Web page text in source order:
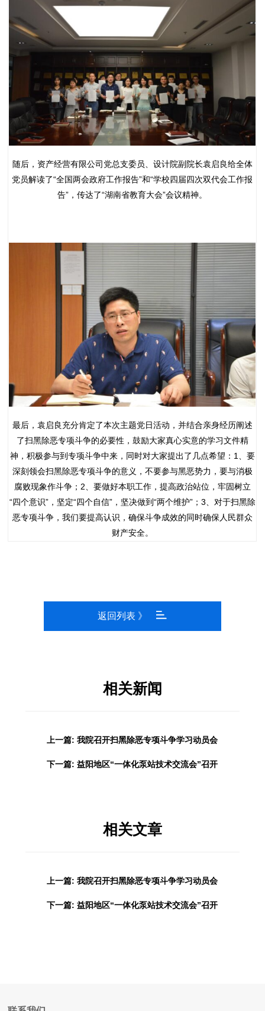
随后，资产经营有限公司党总支委员、设计院副院长袁启良给全体
党员解读了“全国两会政府工作报告”和“学校四届四次双代会工作报
告”，传达了“湖南省教育大会”会议精神。
最后，袁启良充分肯定了本次主题党日活动，并结合亲身经历阐述
了扫黑除恶专项斗争的必要性，鼓励大家真心实意的学习文件精
神，积极参与到专项斗争中来，同时对大家提出了几点希望：1、要
深刻领会扫黑除恶专项斗争的意义，不要参与黑恶势力，要与消极
腐败现象作斗争；2、要做好本职工作，提高政治站位，牢固树立
“四个意识”，坚定“四个自信”，坚决做到“两个维护”；3、对于扫黑除
恶专项斗争，我们要提高认识，确保斗争成效的同时确保人民群众
财产安全。
返回列表 》
相关新闻
上一篇: 我院召开扫黑除恶专项斗争学习动员会
下一篇: 益阳地区“一体化泵站技术交流会”召开
相关文章
上一篇: 我院召开扫黑除恶专项斗争学习动员会
下一篇: 益阳地区“一体化泵站技术交流会”召开